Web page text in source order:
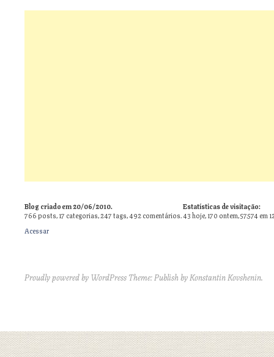
Blog criado em 20/06/2010.
766posts,17 categorias,247tags,492comentários.
Estatísticas de visitação:
43 hoje, 170 ontem, 57.574 em
Acessar
Proudly powered by WordPress Theme: Publish byKonstantin Kovshenin.